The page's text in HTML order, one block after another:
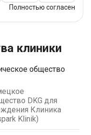
Полностью согласен
клиники
общество
DKG для
Клиника
Klinik)